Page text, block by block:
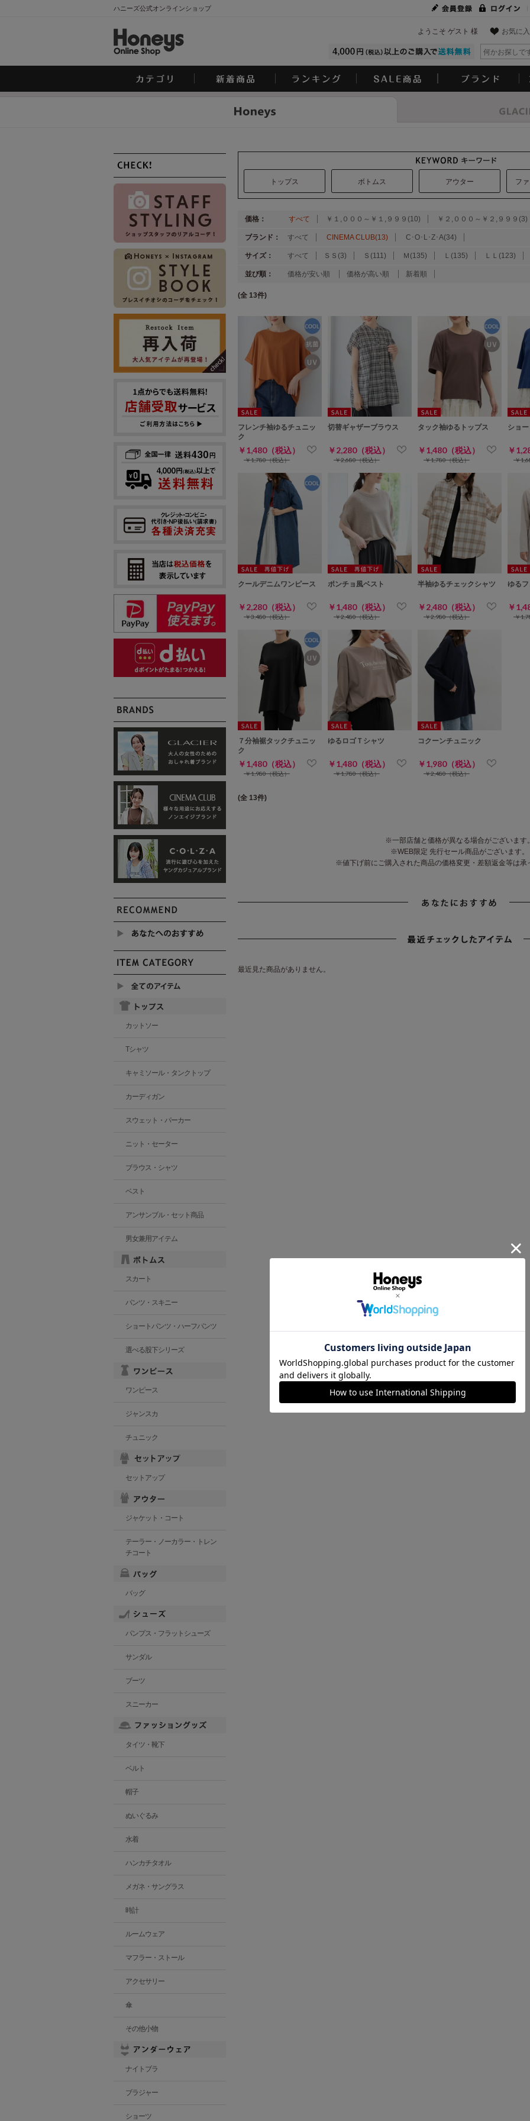
ハニーズ公式オンラインショップ
お気に入
ようこそ ゲスト 様
トップス ボトムス アウター フ
価格： すべて ￥１,０００～￥１,９９９(10) ￥２,０００～￥２,９９９(3)
ブランド： すべて CINEMA CLUB(13) C･O･L･Z･A(34)
サイズ： すべて ＳＳ(3) Ｓ(111) Ｍ(135) Ｌ(135) ＬＬ(123)
並び順： 価格が安い順 価格が高い順 新着順
(全 13件)
フレンチ袖ゆるチュニッ
ク
￥1,480（税込）
￥1,780（税込）
切替ギャザーブラウス
￥2,280（税込）
￥2,680（税込）
タック袖ゆるトップス
￥1,480（税込）
￥1,780（税込）
ショ
￥
￥
クールデニムワンピース
￥2,280（税込）
￥3,480（税込）
ポンチョ風ベスト
￥1,480（税込）
￥2,480（税込）
半袖ゆるチェックシャツ
￥2,480（税込）
￥2,980（税込）
ゆる
￥
￥
７分袖裾タックチュニッ
ク
￥1,480（税込）
￥1,980（税込）
ゆるロゴＴシャツ
￥1,480（税込）
￥1,780（税込）
コクーンチュニック
￥1,980（税込）
￥2,480（税込）
(全 13件)
※一部店舗と価格が異なる場合がございます。
※WEB限定 先行セール商品がございます。
※値下げ前にご購入された商品の価格変更・差額返金等は承
最近見た商品がありません。
カットソー
Tシャツ
キャミソール・タンクトップ
カーディガン
スウェット・パーカー
ニット・セーター
ブラウス・シャツ
ベスト
アンサンブル・セット商品
男女兼用アイテム
スカート
パンツ・スキニー
ショートパンツ・ハーフパンツ
選べる股下シリーズ
ワンピース
ジャンスカ
チュニック
セットアップ
ジャケット・コート
テーラー・ノーカラー・トレン
チコート
バッグ
パンプス・フラットシューズ
サンダル
ブーツ
スニーカー
タイツ・靴下
ベルト
帽子
ぬいぐるみ
水着
ハンカチタオル
メガネ・サングラス
時計
ルームウェア
マフラー・ストール
アクセサリー
傘
その他小物
ナイトブラ
ブラジャー
ショーツ